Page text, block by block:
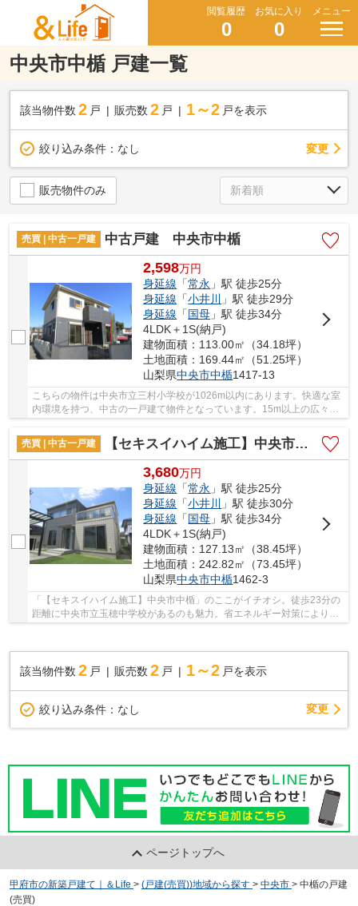
閲覧履歴
0
お気に入り
0
メニュー
中央市中楯 戸建一覧
該当物件数 2 戸 販売数 2 戸 1～2 戸を表示
絞り込み条件： なし 変更
販売物件のみ
売買 | 中古一戸建 中古戸建 中央市中楯
2,598万円
身延線 「常永 」駅 徒歩25分
身延線 「小井川
」駅 徒歩29分
身延線 「国母 」駅 徒歩34分
4LDK＋1S(納戸)
建物面積：113.00㎡（34.18坪）
土地面積：169.44㎡（51.25坪）
山梨県中央市中楯1417-13
こちらの物件は中央市立三村小学校が1026m以内にあります。快適な室
内環境を持つ、中古の一戸建て物件となっています。15m以上の広々と
売買 | 中古一戸建
【セキスイハイム施工】中央市中楯
3,680万円
身延線 「常永 」駅 徒歩25分
身延線 「小井川
」駅 徒歩30分
身延線 「国母 」駅 徒歩34分
4LDK＋1S(納戸)
建物面積：127.13㎡（38.45坪）
土地面積：242.82㎡（73.45坪）
山梨県中央市中楯1462-3
「【セキスイハイム施工】中央市中楯」のここがイチオシ。徒歩23分の
距離に中央市立玉穂中学校があるのも魅力。省エネルギー対策により断
該当物件数 2 戸 販売数 2 戸 1～2 戸を表示
絞り込み条件： なし 変更
ページトップへ
甲府市の新築戸建て｜＆Life > (戸建(売買))地域から探す > 中央市 > 中楯の戸建
(売買)